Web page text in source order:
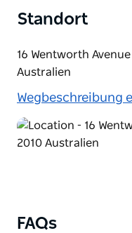
Standort
16 Wentworth
Australien
Wegbeschreibung
FAQs